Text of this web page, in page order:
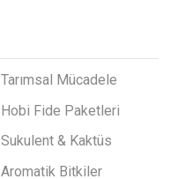
Tarımsal Mücadele
Hobi Fide Paketleri
Sukulent & Kaktüs
Aromatik Bitkiler